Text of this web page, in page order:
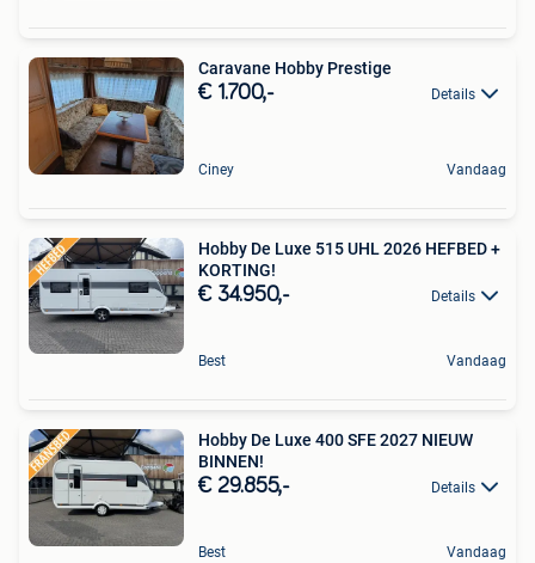
Caravane Hobby Prestige
€ 1.700,- Details
Ciney Vandaag
Hobby De Luxe 515 UHL 2026 HEFBED +
KORTING!
€ 34.950,- Details
Best Vandaag
Hobby De Luxe 400 SFE 2027 NIEUW
BINNEN!
€ 29.855,- Details
Best Vandaag